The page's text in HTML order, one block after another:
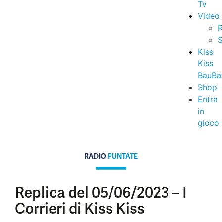
Tv
Video
Kiss
Kiss
Shop
Entra
in
gioco
RADIO PUNTATE
Replica del 05/06/2023 – I
Corrieri di Kiss Kiss